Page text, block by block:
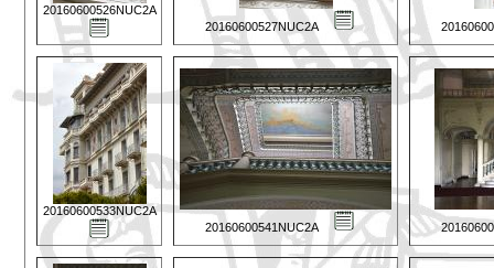
20160600526NUC2A
20160600527NUC2A
20160600533NUC2A
20160600541NUC2A